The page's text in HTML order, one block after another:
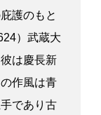
護のもと
）武蔵大
は慶長新
作風は青
であり古